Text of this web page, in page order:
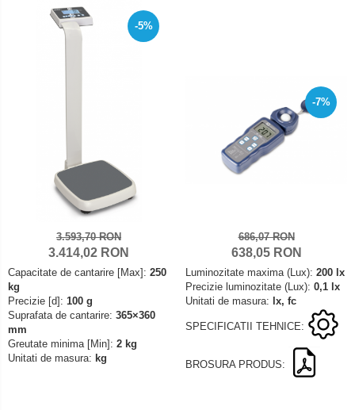
Varf de impact
Carcase si genti
Condensator microscop
Filtru Lambda
Filtru microscop
Filtru Quartz wedge
Huse de protectie
Iluminare microscop
Kit camp intunecat
Lichid calibrare
-5%
3.593,70 RON
3.414,02 RON
Capacitate de cantarire [Max]: 250
kg
Precizie [d]: 100 g
Suprafata de cantarire: 365×360
mm
Greutate minima [Min]: 2 kg
Unitati de masura: kg
-7%
686,07 RON
638,05 RON
Luminozitate maxima (Lux): 200 lx
Precizie luminozitate (Lux): 0,1 lx
Unitati de masura: lx, fc
SPECIFICATII TEHNICE:
BROSURA PRODUS: